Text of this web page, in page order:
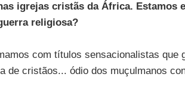
igrejas cristãs da África. Estamos
religiosa?
com títulos sensacionalistas que
de cristãos... ódio dos muçulmanos